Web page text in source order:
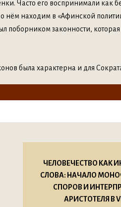
Часто его воспринимали как
находим в «Афинской
поборником законности,
была характерна и для
ЧЕЛОВЕЧЕСТВО КАК
СЛОВА: НАЧАЛО
СПОРОВ И
АРИСТОТЕЛЯ В